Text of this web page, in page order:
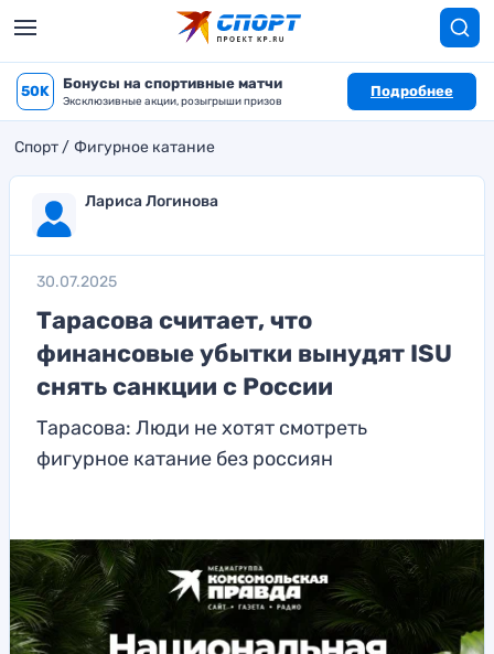
50K Бонусы на спортивные матчи
Эксклюзивные акции, розыгрыши призов
Подробнее
Спорт Фигурное катание
Лариса Логинова
30.07.2025
Тарасова считает, что
финансовые убытки вынудят ISU
снять санкции с России
Тарасова: Люди не хотят смотреть
фигурное катание без россиян